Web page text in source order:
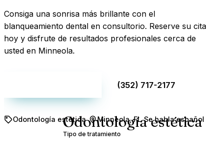
Consiga una sonrisa más brillante con el
blanqueamiento dental en consultorio. Reserve su cita
hoy y disfrute de resultados profesionales cerca de
usted en Minneola.
(352) 717-2177
Odontología estética Minneola, FL Se habla español
Odontología estética
Tipo de tratamiento